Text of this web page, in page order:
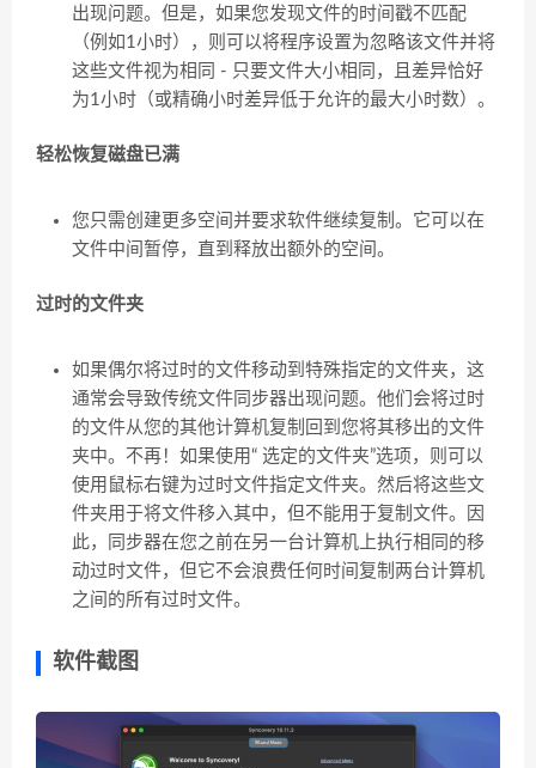
出现问题。但是，如果您发现文件的时间戳不匹配
（例如1小时），则可以将程序设置为忽略该文件并将
这些文件视为相同 - 只要文件大小相同，且差异恰好
为1小时（或精确小时差异低于允许的最大小时数）。
轻松恢复磁盘已满
您只需创建更多空间并要求软件继续复制。它可以在
文件中间暂停，直到释放出额外的空间。
过时的文件夹
如果偶尔将过时的文件移动到特殊指定的文件夹，这
通常会导致传统文件同步器出现问题。他们会将过时
的文件从您的其他计算机复制回到您将其移出的文件
夹中。不再！如果使用“ 选定的文件夹”选项，则可以
使用鼠标右键为过时文件指定文件夹。然后将这些文
件夹用于将文件移入其中，但不能用于复制文件。因
此，同步器在您之前在另一台计算机上执行相同的移
动过时文件，但它不会浪费任何时间复制两台计算机
之间的所有过时文件。
软件截图